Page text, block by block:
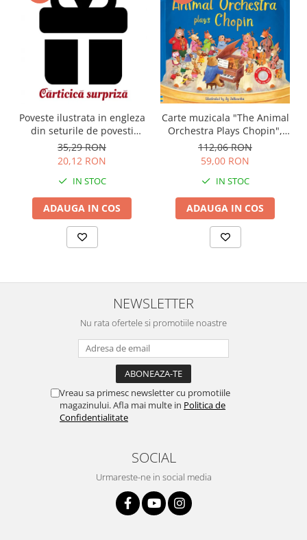
Poveste ilustrata in engleza
din seturile de povesti
Usborne
35,29 RON
20,12 RON
IN STOC
ADAUGA IN COS
Carte muzicala "The Animal
Orchestra Plays Chopin",
cartonata, Usborne
112,06 RON
59,00 RON
IN STOC
ADAUGA IN COS
NEWSLETTER
Nu rata ofertele si promotiile noastre
Vreau sa primesc newsletter cu promotiile
magazinului. Afla mai multe in Politica de
Confidentialitate
SOCIAL
Urmareste-ne in social media